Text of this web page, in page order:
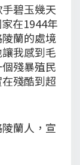
碧玉幾天
在1944年
蘭的處境
我感到毛
殘暴殖民
殘酷到超
蘭人，宣